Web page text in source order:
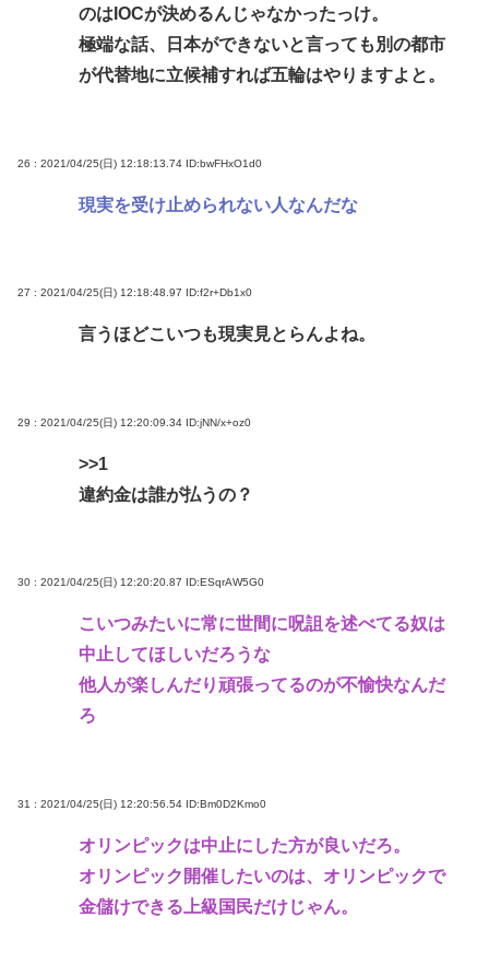
のはIOCが決めるんじゃなかったっけ。
極端な話、日本ができないと言っても別の都市
が代替地に立候補すれば五輪はやりますよと。
26 : 2021/04/25(日) 12:18:13.74 ID:bwFHxO1d0
現実を受け止められない人なんだな
27 : 2021/04/25(日) 12:18:48.97 ID:f2r+Db1x0
言うほどこいつも現実見とらんよね。
29 : 2021/04/25(日) 12:20:09.34 ID:jNN/x+oz0
>>1
違約金は誰が払うの？
30 : 2021/04/25(日) 12:20:20.87 ID:ESqrAW5G0
こいつみたいに常に世間に呪詛を述べてる奴は
中止してほしいだろうな
他人が楽しんだり頑張ってるのが不愉快なんだ
ろ
31 : 2021/04/25(日) 12:20:56.54 ID:Bm0D2Kmo0
オリンピックは中止にした方が良いだろ。
オリンピック開催したいのは、オリンピックで
金儲けできる上級国民だけじゃん。